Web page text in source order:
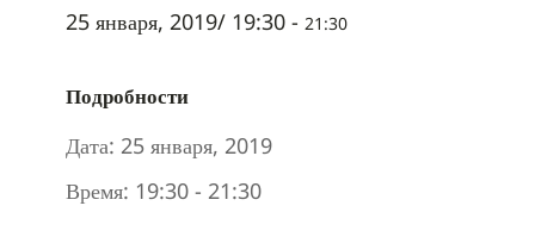
25 января, 2019/ 19:30 - 21:30
Подробности
Дата: 25 января, 2019
Время: 19:30 - 21:30